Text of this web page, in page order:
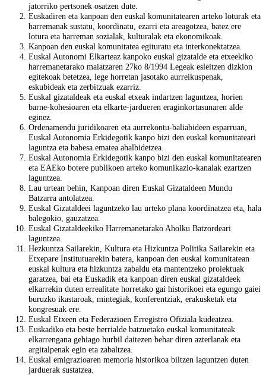
jatorriko pertsonek osatzen dute.
Euskadiren eta kanpoan den euskal komunitatearen arteko loturak eta
harremanak sus­tatu, koordinatu, ezarri eta areagotzea, batez ere
lotura eta harreman sozialak, kulturalak eta ekonomikoak.
Kanpoan den euskal komunitatea egituratu eta interkonektatzea.
Euskal Autonomi Elkarteaz kanpoko euskal gizatalde eta etxeekiko
harremanetarako maiatzaren 27ko 8/1994 Legeak esleitzen dizkion
egitekoak betetzea, lege horretan jasotako aurreikuspenak,
eskubideak eta zerbitzuak ezarriz.
Euskal gizataldeak eta euskal etxeak indartzen laguntzea, horien
barne-kohesioaren eta elkarte-jardueren eraginkortasunaren alde
eginez.
Ordenamendu juridikoaren eta aurrekontu-baliabideen esparruan,
Euskal Autonomia Erkide­gotik kanpo bizi den euskal komunitateari
laguntza eta babesa ematea ahalbidetzea.
Euskal Autonomia Erkidegotik kanpo bizi den euskal komunitatearen
eta EAEko botere publi­koen arteko komunikazio-kanalak ezartzen
laguntzea.
Lau urtean behin, Kanpoan diren Euskal Gizataldeen Mundu
Batzarra antolatzea.
Euskal Gizataldeei laguntzeko lau urteko plana koordinatzea eta, hala
balegokio, gauzatzea.
Euskal Gizataldeekiko Harremanetarako Aholku Batzordeari
laguntzea.
Hezkuntza Sailarekin, Kultura eta Hizkuntza Politika Sailarekin eta
Etxepare Institutuarekin batera, kanpoan den euskal komunitatean
euskal kultura eta hizkuntza zabaldu eta mantentzeko proiektuak
garatzea, bai eta Euskadik eta kanpoan diren euskal gizataldeek
elkarrekin duten errealitate horretako gai historikoei eta egungo gaiei
buruzko ikastaroak, mintegiak, konferentziak, erakusketak eta
kongresuak ere.
Euskal Etxeen eta Federazioen Erregistro Ofiziala kudeatzea.
Euskadiko eta beste herrialde batzuetako euskal komunitateak
elkarrengana gehiago hurbil daitezen behar diren azterlanak eta
argitalpenak egin eta zabaltzea.
Euskal emigrazioaren memoria historikoa biltzen laguntzen duten
jarduerak sustatzea.